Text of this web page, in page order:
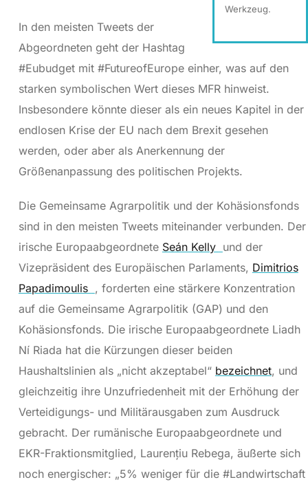
Werkzeug.
In den meisten Tweets der
Abgeordneten geht der Hashtag
#Eubudget mit #FutureofEurope einher, was auf den
starken symbolischen Wert dieses MFR hinweist.
Insbesondere könnte dieser als ein neues Kapitel in der
endlosen Krise der EU nach dem Brexit gesehen
werden, oder aber als Anerkennung der
Größenanpassung des politischen Projekts.
Die Gemeinsame Agrarpolitik und der Kohäsionsfonds
sind in den meisten Tweets miteinander verbunden. Der
irische Europaabgeordnete Seán Kelly und der
Vizepräsident des Europäischen Parlaments, Dimitrios
Papadimoulis , forderten eine stärkere Konzentration
auf die Gemeinsame Agrarpolitik (GAP) und den
Kohäsionsfonds. Die irische Europaabgeordnete Liadh
Ní Riada hat die Kürzungen dieser beiden
Haushaltslinien als „nicht akzeptabel“ bezeichnet, und
gleichzeitig ihre Unzufriedenheit mit der Erhöhung der
Verteidigungs- und Militärausgaben zum Ausdruck
gebracht. Der rumänische Europaabgeordnete und
EKR-Fraktionsmitglied, Laurențiu Rebega, äußerte sich
noch energischer: „5% weniger für die #Landwirtschaft